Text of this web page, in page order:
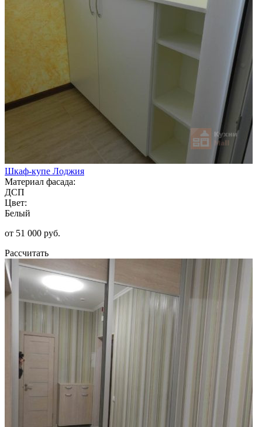
Шкаф-купе Лоджия
Материал фасада:
ДСП
Цвет:
Белый
от 51 000 руб.
Рассчитать